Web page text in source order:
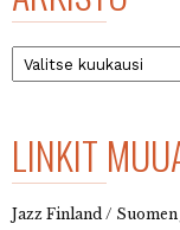
Arkisto
LINKIT
Jazz Finland /